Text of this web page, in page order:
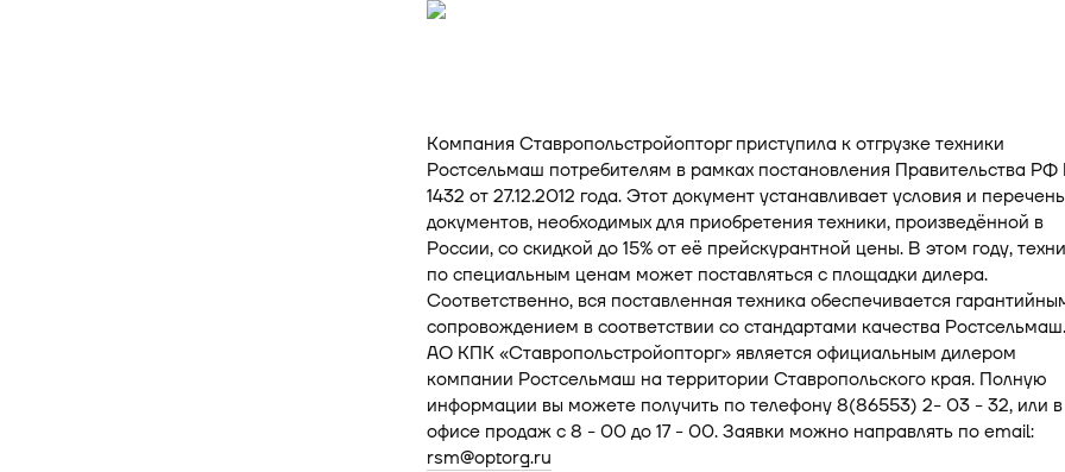
Компания Ставропольстройопторг приступила к отгрузке техники
Ростсельмаш потребителям в рамках постановления Правительства
1432 от 27.12.2012 года. Этот документ устанавливает условия и перечень
документов, необходимых для приобретения техники, произведённой в
России, со скидкой до 15% от её прейскурантной цены. В этом году,
по специальным ценам может поставляться с площадки дилера.
Соответственно, вся поставленная техника обеспечивается
сопровождением в соответствии со стандартами качества Ростсельмаш.
АО КПК «Ставропольстройопторг» является официальным дилером
компании Ростсельмаш на территории Ставропольского края. Полную
информации вы можете получить по телефону 8(86553) 2- 03 - 32, или в
офисе продаж с 8 - 00 до 17 - 00. Заявки можно направлять по email:
rsm@optorg.ru